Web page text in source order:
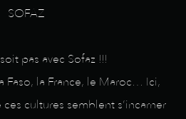
SOFAZ
pas avec Sofaz !!!
Faso, la France, le Maroc… Ici,
cultures semblent s’incarner